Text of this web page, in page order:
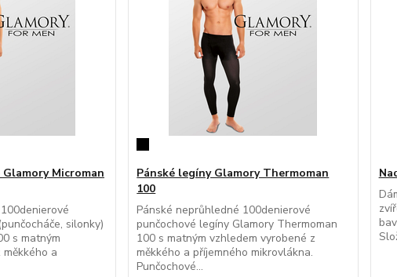
Microman
silonky)
s matným
a
Pánské legíny Glamory Thermoman
100
Pánské neprůhledné 100denierové
punčochové legíny Glamory Thermoman
100 s matným vzhledem vyrobené z
měkkého a příjemného mikrovlákna.
Punčochové...